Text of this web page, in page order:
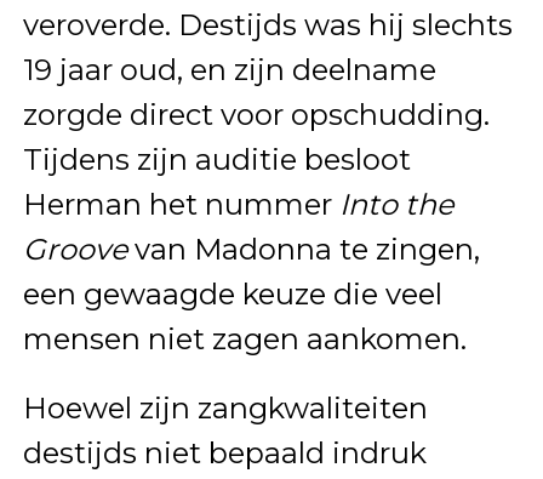
veroverde. Destijds was hij slechts
19 jaar oud, en zijn deelname
zorgde direct voor opschudding.
Tijdens zijn auditie besloot
Herman het nummer Into the
Groovevan Madonna te zingen,
een gewaagde keuze die veel
mensen niet zagen aankomen.
Hoewel zijn zangkwaliteiten
destijds niet bepaald indruk